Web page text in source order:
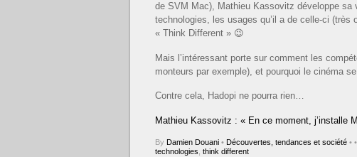
de SVM Mac), Mathieu Kassovitz développe sa
technologies, les usages qu’il a de celle-ci
« Think Different » 😉
Mais l’intéressant porte sur comment les
monteurs par exemple), et pourquoi le cinéma
Contre cela, Hadopi ne pourra rien…
Mathieu Kassovitz : « En ce moment, j’installe
By Damien Douani • Découvertes, tendances et société •
technologies think different